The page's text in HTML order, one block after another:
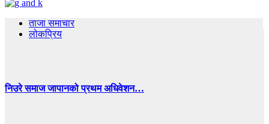
ताजा समाचार
लोकप्रिय
निउरे समाज जापानको प्रथम अधिवेशन…